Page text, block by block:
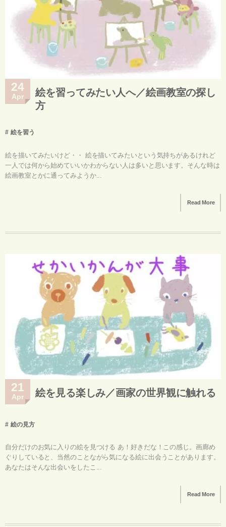
24
Apr
絵を習ってみたい人へ／絵画教室の探し
方
絵を習う
絵を描いてみたいけど・・ 絵を描いてみたいという気持ちがあるけれど
一人では何から始めていいかわからない人は多いと思います。そんな時は
絵画教室とかに通ってみようか...
Read More
21
Apr 絵を見る楽しみ／画家の世界観に触れる
絵の見方
自分だけのお気に入りの絵を見つける あ！好きだな！この感じ。画廊め
ぐりしていると、当然のことながら気になる絵に出会うことがあります。
あなたはそんな出会いをしたこ...
Read More